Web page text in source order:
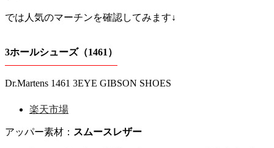
では人気のマーチンを確認してみます↓
3ホールシューズ（1461）
Dr.Martens 1461 3EYE GIBSON SHOES
楽天市場
アッパー素材： スムースレザー